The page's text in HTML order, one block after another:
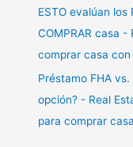
ESTO evalúan
COMPRAR casa -
comprar casa
Préstamo FHA
opción? - Real
para comprar